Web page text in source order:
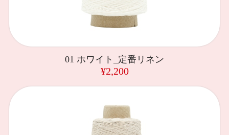
01 ホワイト_定番リネン
¥2,200